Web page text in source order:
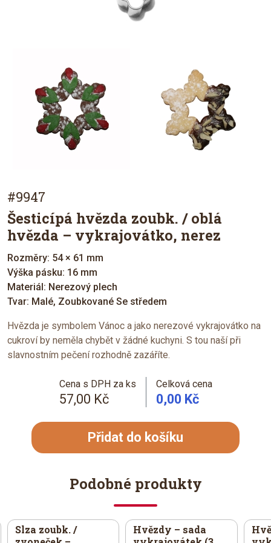
#9947
Šesticípá hvězda zoubk. / oblá
hvězda – vykrajovátko, nerez
Rozměry: 54 × 61 mm
Výška pásku: 16 mm
Materiál: Nerezový plech
Tvar: Malé, Zoubkované Se středem
Hvězda je symbolem Vánoc a jako nerezové vykrajovátko na
cukroví by neměla chybět v žádné kuchyni. S tou naší při
slavnostním pečení rozhodně zazáříte.
Cena s DPH za ks
57,00 Kč
Celková cena
0,00 Kč
Přidat do košíku
Podobné produkty
Slza zoubk. /
Hvězdy – sada